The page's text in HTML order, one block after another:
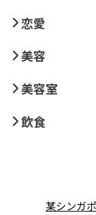
恋愛
美容
美容室
飲食
某シンガ